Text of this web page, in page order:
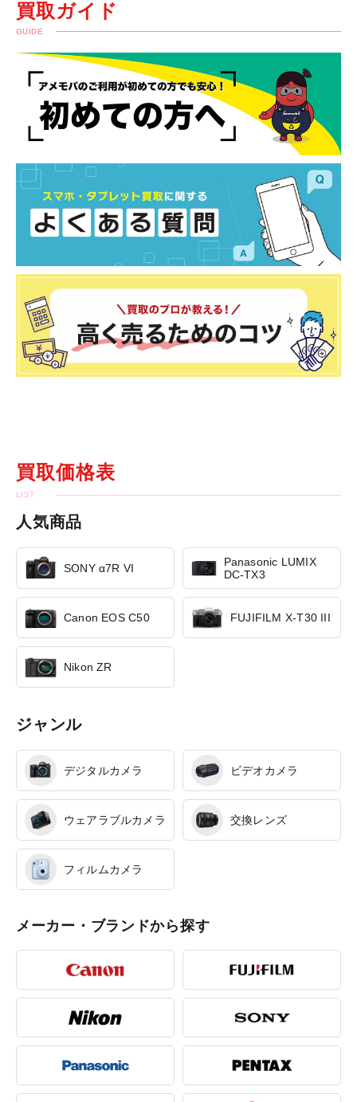
買取ガイド
GUIDE
買取価格表
人気商品
SONY α7R VI
Panasonic LUMIX
DC-TX3
Canon EOS C50 FUJIFILM X-T30 III
Nikon ZR
ジャンル
デジタルカメラ ビデオカメラ
ウェアラブルカメラ 交換レンズ
フィルムカメラ
メーカー・ブランドから探す